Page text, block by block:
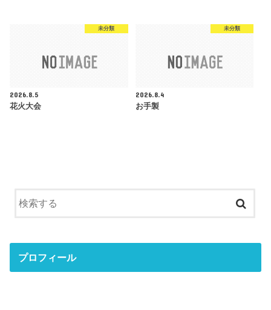
未分類
2026.8.5
花火大会
未分類
2026.8.4
お手製
プロフィール